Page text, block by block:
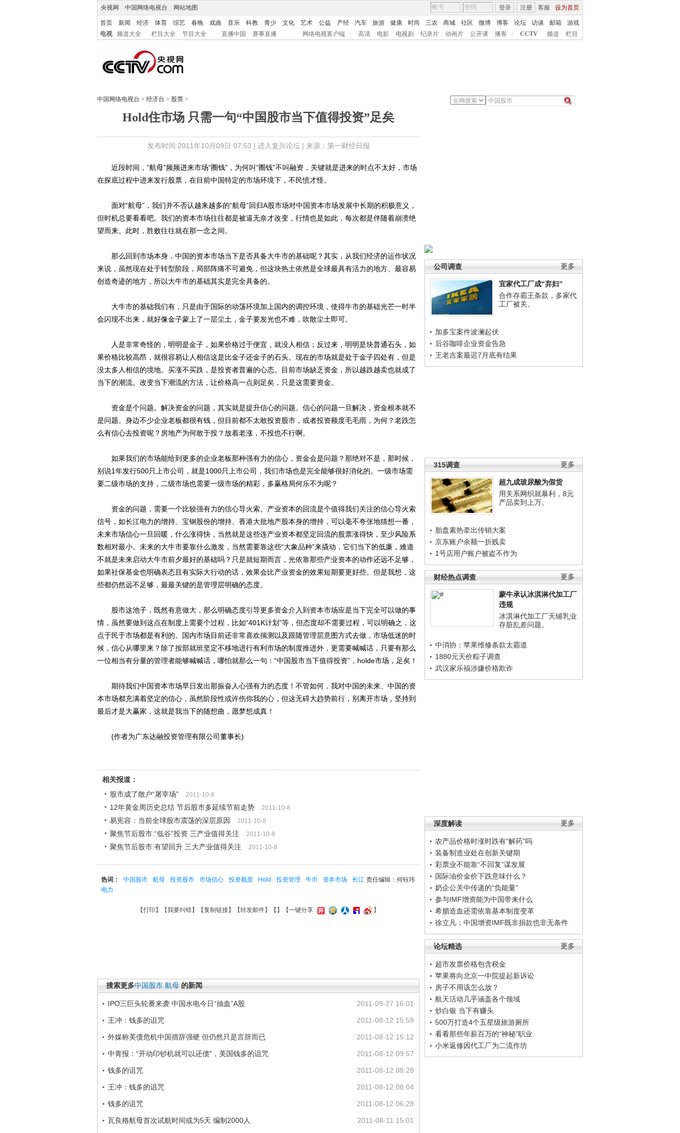
央视网 中国网络电视台 网站地图 客服 设为首页
登录 注册
首页 新闻 经济 体育 综艺 春晚 戏曲 音乐 科教 青少 文化 艺术 公益 产经 汽车 旅游 健康 时尚 三农 商城 社区 微博 博客 论坛 访谈 邮箱
游戏
电视
频道大全 栏目大全 节目大全 直播中国 赛事直播 网络电视客户端 高清 电影 电视剧 纪录片 动画片 公开课 播客 CCTV 频道 栏目
中国网络电视台 > 经济台 > 股票 >
Hold住市场 只需一句“中国股市当下值得投资”足矣
发布时间:2011年10月09日 07:53 | 进入复兴论坛| 来源：第一财经日报
更多
公司调查
宜家代工厂成“弃妇”
合作存霸王条款，多家代
工厂被关。
加多宝案件波澜起伏
后谷咖啡企业资金告急
王老吉案最迟7月底有结果
更多
315调查
超九成玻尿酸为假货
用关系网织就暴利，8元
产品卖到上万。
胎盘素热牵出传销大案
京东账户余额一折贱卖
1号店用户账户被盗不作为
更多
财经热点调查
蒙牛承认冰淇淋代加工厂
违规
冰淇淋代加工厂天辅乳业
存脏乱差问题。
中消协：苹果维修条款太霸道
1880元天价粽子调查
武汉家乐福涉嫌价格欺诈
更多
深度解读
农产品价格时涨时跌有“解药”吗
装备制造业处在创新关键期
彩票业不能靠“不回复”谋发展
国际油价金价下跌意味什么？
奶企公关中传递的“负能量”
参与IMF增资能为中国带来什么
希腊造血还需依靠基本制度变革
徐立凡：中国增资IMF既非捐款也非无条件
更多
论坛精选
超市发票价格包含税金
苹果将向北京一中院提起新诉讼
房子不用该怎么放？
航天活动几乎涵盖各个领域
炒白银 当下有赚头
500万打造4个五星级旅游厕所
看看那些年薪百万的“神秘”职业
小米返修因代工厂为二流作坊
近段时间，“航母”频频进来市场“圈钱”，为何叫“圈钱”不叫融资，关键就是进来的时点不太好，市场
在探底过程中进来发行股票，在目前中国特定的市场环境下，不民愤才怪。
面对“航母”，我们并不否认越来越多的“航母”回归A股市场对中国资本市场发展中长期的积极意义，
但时机总要看看吧。我们的资本市场往往都是被逼无奈才改变，行情也是如此，每次都是伴随着崩溃绝
望而来。此时，胜败往往就在那一念之间。
那么回到市场本身，中国的资本市场当下是否具备大牛市的基础呢？其实，从我们经济的运作状况
来说，虽然现在处于转型阶段，局部阵痛不可避免，但这块热土依然是全球最具有活力的地方、最容易
创造奇迹的地方，所以大牛市的基础其实是完全具备的。
大牛市的基础我们有，只是由于国际的动荡环境加上国内的调控环境，使得牛市的基础光芒一时半
会闪现不出来，就好像金子蒙上了一层尘土，金子要发光也不难，吹散尘土即可。
人是非常奇怪的，明明是金子，如果价格过于便宜，就没人相信；反过来，明明是块普通石头，如
果价格比较高昂，就很容易让人相信这是比金子还金子的石头。现在的市场就是处于金子四处有，但是
没太多人相信的境地。买涨不买跌，是投资者普遍的心态。目前市场缺乏资金，所以越跌越卖也就成了
当下的潮流。改变当下潮流的方法，让价格高一点则足矣，只是这需要资金。
资金是个问题。解决资金的问题，其实就是提升信心的问题。信心的问题一旦解决，资金根本就不
是问题。身边不少企业老板都很有钱，但目前都不太敢投资股市，或者投资额度毛毛雨，为何？老跌怎
么有信心去投资呢？房地产为何敢于投？放着老涨，不投也不行啊。
如果我们的市场能给到更多的企业老板那种强有力的信心，资金会是问题？那绝对不是，那时候，
别说1年发行500只上市公司，就是1000只上市公司，我们市场也是完全能够很好消化的。一级市场需
要二级市场的支持，二级市场也需要一级市场的精彩，多赢格局何乐不为呢？
资金的问题，需要一个比较强有力的信心导火索。产业资本的回流是个值得我们关注的信心导火索
信号，如长江电力的增持、宝钢股份的增持、香港大批地产股本身的增持，可以毫不夸张地猜想一番，
未来市场信心一旦回暖，什么涨得快，当然就是这些连产业资本都坚定回流的股票涨得快，至少风险系
数相对最小。未来的大牛市要靠什么激发，当然需要靠这些“大象品种”来撬动，它们当下的低廉，难道
不就是未来启动大牛市前夕最好的基础吗？只是就短期而言，光依靠那些产业资本的动作还远不足够，
如果社保基金也明确表态且有实际大行动的话，效果会比产业资金的效果短期要更好些。但是我想，这
些都仍然远不足够，最最关键的是管理层明确的态度。
股市这池子，既然有意做大，那么明确态度引导更多资金介入到资本市场应是当下完全可以做的事
情，虽然要做到这点在制度上需要个过程，比如“401K计划”等，但态度却不需要过程，可以明确之，这
点于民于市场都是有利的。国内市场目前还非常喜欢揣测以及跟随管理层意图方式去做，市场低迷的时
候，信心从哪里来？除了按部就班坚定不移地进行有利市场的制度推进外，更需要喊喊话，只要有那么
一位相当有分量的管理者能够喊喊话，哪怕就那么一句：“中国股市当下值得投资”，holde市场，足矣！
期待我们中国资本市场早日发出那振奋人心强有力的态度！不管如何，我对中国的未来、中国的资
本市场都充满着坚定的信心，虽然阶段性或许伤你我的心，但这无碍大趋势前行，别离开市场，坚持到
最后才是大赢家，这就是我当下的随想曲，愿梦想成真！
(作者为广东达融投资管理有限公司董事长)
相关报道：
股市成了散户“屠宰场”
2011-10-8
12年黄金周历史总结 节后股市多延续节前走势 2011-10-8
易宪容：当前全球股市震荡的深层原因 2011-10-8
聚焦节后股市:“低谷”投资 三产业值得关注 2011-10-8
聚焦节后股市:有望回升 三大产业值得关注 2011-10-8
责任编辑：何钰玮
热词： 中国股市 航母 投资股市 市场信心 投资额度 Hold 投资管理 牛市 资本市场
长江
电力
【打印 】【我要纠错】【复制链接】【转发邮件】【 】 【一键分享 】
搜索更多中国股市 航母 的新闻
2011-09-27 16:01
IPO三巨头轮番来袭 中国水电今日“抽血”A股
2011-08-12 15:59
王冲：钱多的诅咒
2011-08-12 15:12
外媒称美债危机中国措辞强硬 但仍然只是言辞而已
2011-08-12 09:57
中青报：“开动印钞机就可以还债”，美国钱多的诅咒
2011-08-12 08:28
钱多的诅咒
2011-08-12 08:04
王冲：钱多的诅咒
2011-08-12 06:28
钱多的诅咒
2011-08-11 15:01
瓦良格航母首次试航时间或为5天 编制2000人